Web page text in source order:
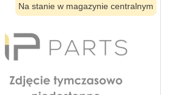
Na stanie w magazynie centralnym